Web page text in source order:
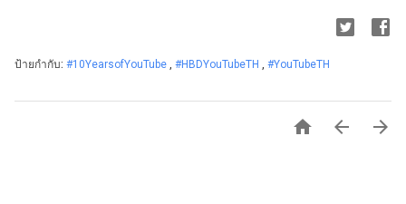
ป้ายกำกับ: #10YearsofYouTube , #HBDYouTubeTH , #YouTubeTH
  